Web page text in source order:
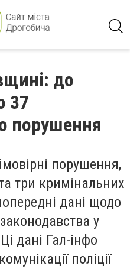
до
37
порушення
порушення,
три кримінальних
дані щодо
у
дані Гал-інфо
поліції